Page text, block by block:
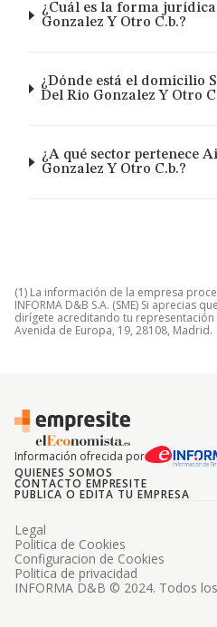
¿Cuál es la forma
Gonzalez Y Otro C.b.?
¿Dónde está el domicilio
Del Rio Gonzalez Y Otro
¿A qué sector pertenece
Gonzalez Y Otro C.b.?
(1) La información de la empresa
INFORMA D&B S.A. (SME) Si aprecias
dirígete acreditando tu
Avenida de Europa, 19, 28108, Madrid.
Información ofrecida por
QUIENES SOMOS
CONTACTO EMPRESITE
PUBLICA O EDITA TU EMPRESA
INFORMA D&B © 2024. Todos
Legal
Politica de Cookies
Configuracion de Cookies
Politica de privacidad